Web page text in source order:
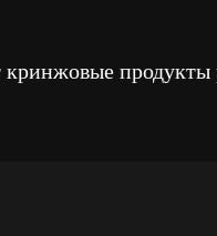
продукты